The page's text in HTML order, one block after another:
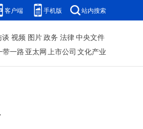
客户端 手机版 站内搜索
谈 视频 图片政务 法律中央文件
带一路 亚太网上市公司 文化产业